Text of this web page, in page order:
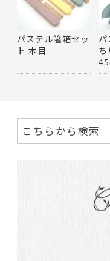
パステル箸箱セッ
ト 木目
パ